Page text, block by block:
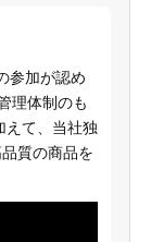
参加が認め
理体制のも
えて、当社独
質の商品を